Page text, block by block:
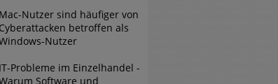
Mac-Nutzer sind häufiger von
Cyberattacken betroffen als
Nutzer
IT-Probleme im Einzelhandel -
Software und